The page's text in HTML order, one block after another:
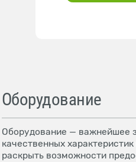
Оборудование
Оборудование — важнейшее
качественных
раскрыть возможности